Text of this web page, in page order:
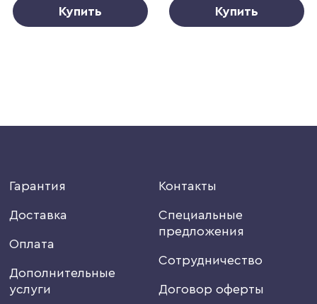
Купить Купить
Гарантия
Доставка
Оплата
Дополнительные
услуги
Контакты
Специальные
предложения
Сотрудничество
Договор оферты